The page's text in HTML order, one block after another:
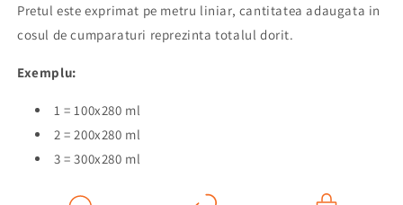
Pretul este exprimat pe metru liniar, cantitatea adaugata in
cosul de cumparaturi reprezinta totalul dorit.
Exemplu:
1 = 100x280 ml
2 = 200x280 ml
3 = 300x280 ml